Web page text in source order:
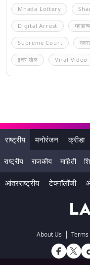
Mhada Lottery
Digital Arrest
Supreme Court
इतर खेळ Viral Video
राष्ट्रीय मनोरंजन क्रीडा
राष्ट्रीय राजकीय माहिती
आंतरराष्ट्रीय टेक्नॉलॉजी
About Us | Terms